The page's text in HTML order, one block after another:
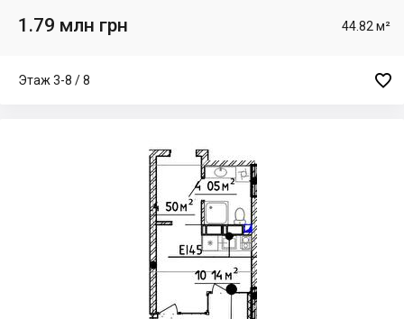
1.79 млн грн 44.82 м²
Этаж 3-8 / 8 